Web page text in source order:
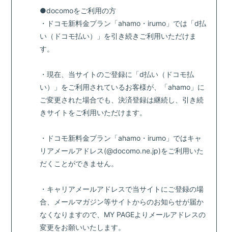
●docomoをご利用の方
・ドコモ新料金プラン「ahamo・irumo」では「d払
い（ドコモ払い）」を引き続きご利用いただけま
す。
・現在、当サイトのご登録に「d払い（ドコモ払
い）」をご利用されているお客様が、「ahamo」に
ご変更された場合でも、決済登録は継続し、引き続
きサイトをご利用いただけます。
・ドコモ新料金プラン「ahamo・irumo」ではキャ
リアメールアドレス(@docomo.ne.jp)をご利用いた
だくことができません。
・キャリアメールアドレスで当サイトにご登録の場
合、メールマガジン等サイトからのお知らせが届か
なくなりますので、MY PAGEよりメールアドレスの
変更をお願いいたします。